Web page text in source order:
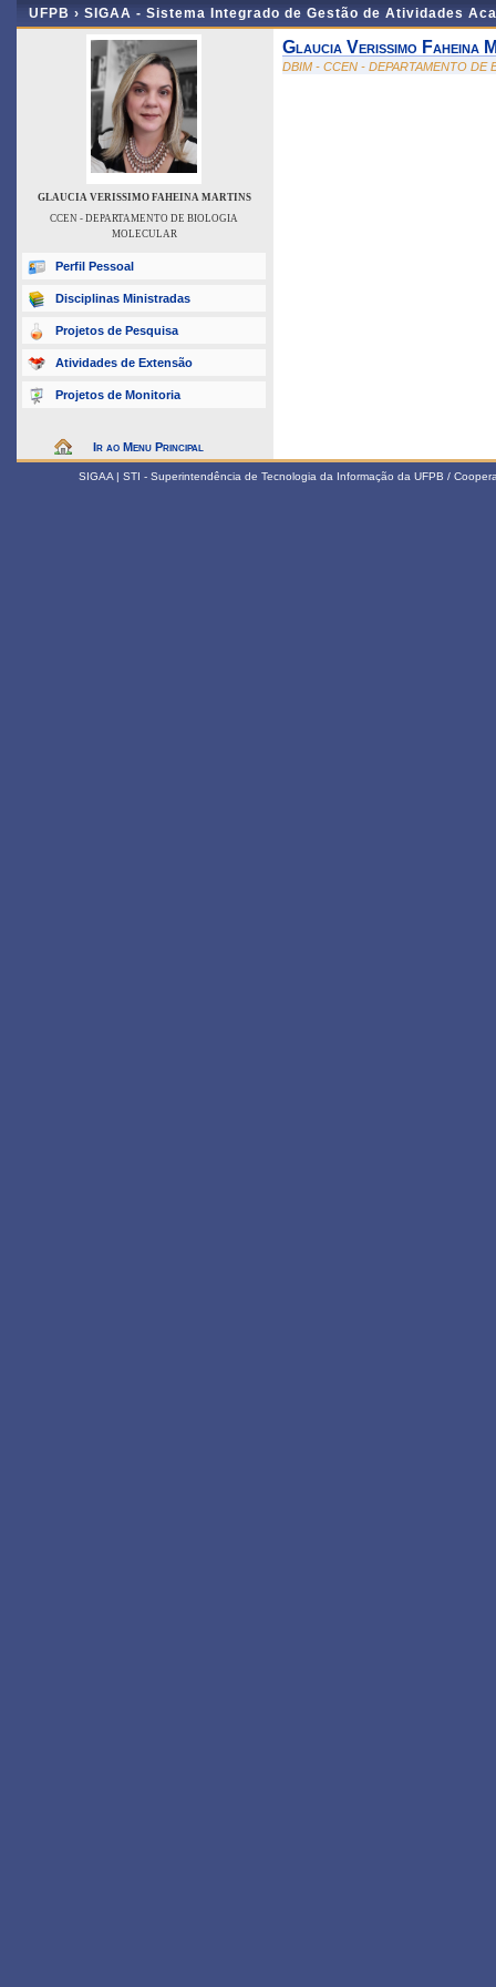
UFPB › SIGAA - Sistema Integrado de Gestão de Atividades
GLAUCIA VERISSIMO FAHEINA MARTINS
CCEN - DEPARTAMENTO DE BIOLOGIA
MOLECULAR
Perfil Pessoal
Disciplinas Ministradas
Projetos de Pesquisa
Atividades de Extensão
Projetos de Monitoria
Ir ao Menu Principal
Glaucia Verissimo Faheina
DBIM - CCEN - DEPARTAMENTO DE
SIGAA | STI - Superintendência de Tecnologia da Informação da UFPB /